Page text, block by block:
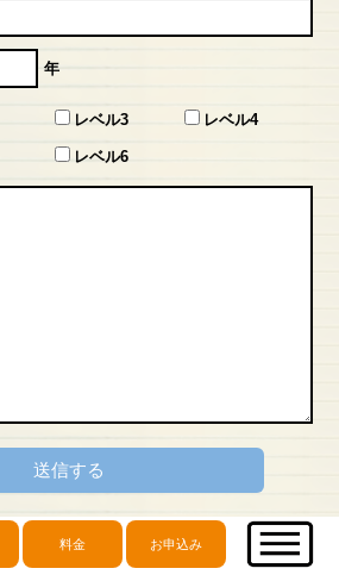
年
レベル3 レベル4
レベル6
送信する
料金 お申込み